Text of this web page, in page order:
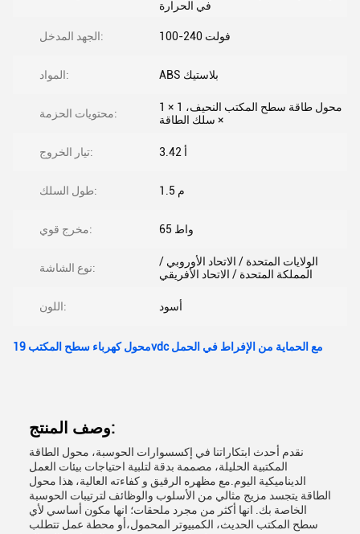
في الحرارة
الجهد المدخل: 100-240 فولت
المواد: ABS بلاستيك
محتويات الحزمة:
1 × محول طاقة سطح المكتب النحيف، 1
× سلك الطاقة
تيار الخروج: 3.42 أ
طول السلك: 1.5 م
مخرج قوي: 65 واط
نوع الشاشة:
الولايات المتحدة / الاتحاد الأوروبي /
المملكة المتحدة / الاتحاد الأفريقي
اللون: أسود
محول كهرباء سطح المكتب 19vdc مع الحماية من الإفراط في الحمل
وصف المنتج:
نقدم أحدث ابتكاراتنا في إكسسوارات الحوسبة، محول الطاقة
المكتبية الحليلة، مصممة بدقة لتلبية احتياجات بيئات العمل
الديناميكية اليوم.مع مظهره الرقيق و كفاءته العالية، هذا محول
الطاقة يتجسد مزيج مثالي من الأسلوب والوظائف لترتيبات الحوسبة
الخاصة بك. انها أكثر من مجرد ملحقات؛ انها مكون أساسي لأي
سطح المكتب الحديث، الكمبيوتر المحمول،أو محطة عمل تتطلب